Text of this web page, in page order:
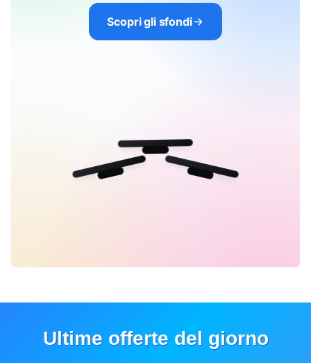
Scopri gli sfondi
Ultime offerte del giorno